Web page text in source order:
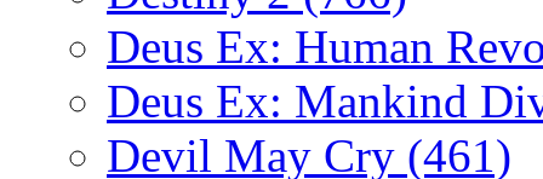
Deus Ex: Human
Deus Ex: Mankind
Devil May Cry (461)